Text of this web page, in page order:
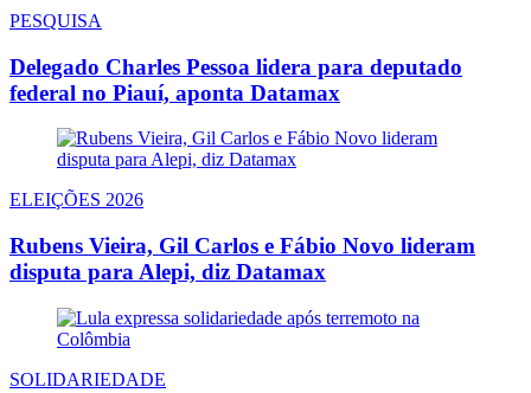
PESQUISA
Delegado Charles Pessoa lidera para deputado
federal no Piauí, aponta Datamax
ELEIÇÕES 2026
Rubens Vieira, Gil Carlos e Fábio Novo lideram
disputa para Alepi, diz Datamax
SOLIDARIEDADE